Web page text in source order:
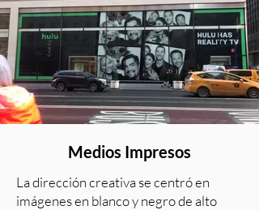
Medios Impresos
La dirección creativa se centró en
imágenes en blanco y negro de alto